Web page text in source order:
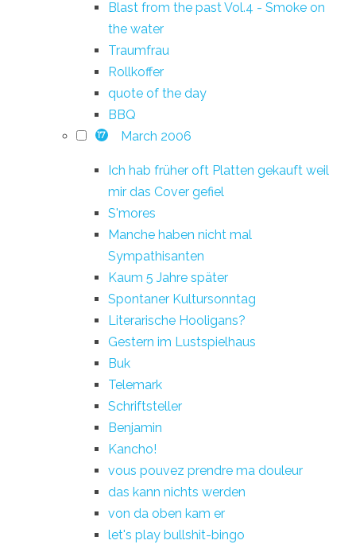
Blast from the past Vol.4 - Smoke on
the water
Traumfrau
Rollkoffer
quote of the day
BBQ
17 March 2006
Ich hab früher oft Platten gekauft weil
mir das Cover gefiel
S'mores
Manche haben nicht mal
Sympathisanten
Kaum 5 Jahre später
Spontaner Kultursonntag
Literarische Hooligans?
Gestern im Lustspielhaus
Buk
Telemark
Schriftsteller
Benjamin
Kancho!
vous pouvez prendre ma douleur
das kann nichts werden
von da oben kam er
let's play bullshit-bingo